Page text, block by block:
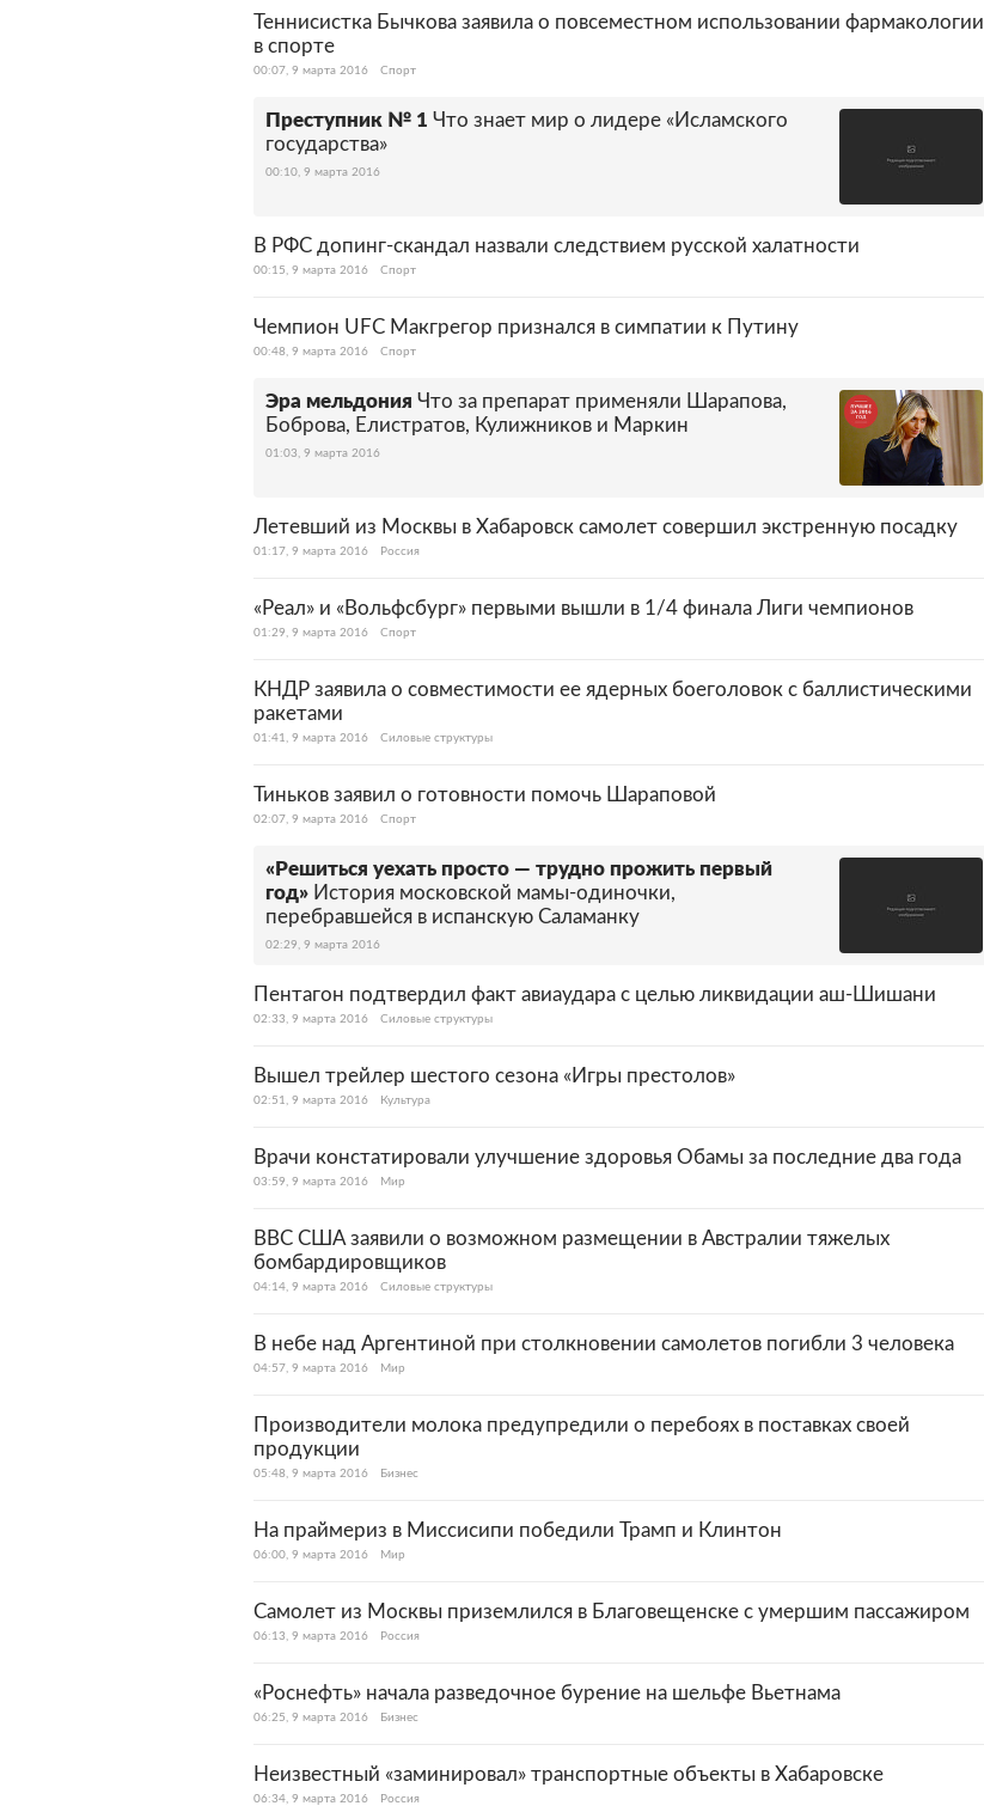
Теннисистка Бычкова заявила о повсеместном использовании фармакологии
в спорте
00:07, 9 марта 2016 Спорт
Преступник № 1 Что знает мир о лидере «Исламского
государства»
00:10, 9 марта 2016
В РФС допинг-скандал назвали следствием русской халатности
00:15, 9 марта 2016 Спорт
Чемпион UFC Макгрегор признался в симпатии к Путину
00:48, 9 марта 2016 Спорт
Эра мельдония Что за препарат применяли Шарапова,
Боброва, Елистратов, Кулижников и Маркин
01:03, 9 марта 2016
Летевший из Москвы в Хабаровск самолет совершил экстренную посадку
01:17, 9 марта 2016 Россия
«Реал» и «Вольфсбург» первыми вышли в 1/4 финала Лиги чемпионов
01:29, 9 марта 2016 Спорт
КНДР заявила о совместимости ее ядерных боеголовок с баллистическими
ракетами
01:41, 9 марта 2016 Силовые структуры
Тиньков заявил о готовности помочь Шараповой
02:07, 9 марта 2016 Спорт
«Решиться уехать просто — трудно прожить первый
год» История московской мамы-одиночки,
перебравшейся в испанскую Саламанку
02:29, 9 марта 2016
Пентагон подтвердил факт авиаудара с целью ликвидации аш-Шишани
02:33, 9 марта 2016 Силовые структуры
Вышел трейлер шестого сезона «Игры престолов»
02:51, 9 марта 2016 Культура
Врачи констатировали улучшение здоровья Обамы за последние два года
03:59, 9 марта 2016 Мир
ВВС США заявили о возможном размещении в Австралии тяжелых
бомбардировщиков
04:14, 9 марта 2016 Силовые структуры
В небе над Аргентиной при столкновении самолетов погибли 3 человека
04:57, 9 марта 2016 Мир
Производители молока предупредили о перебоях в поставках своей
продукции
05:48, 9 марта 2016 Бизнес
На праймериз в Миссисипи победили Трамп и Клинтон
06:00, 9 марта 2016 Мир
Самолет из Москвы приземлился в Благовещенске с умершим пассажиром
06:13, 9 марта 2016 Россия
«Роснефть» начала разведочное бурение на шельфе Вьетнама
06:25, 9 марта 2016 Бизнес
Неизвестный «заминировал» транспортные объекты в Хабаровске
06:34, 9 марта 2016 Россия